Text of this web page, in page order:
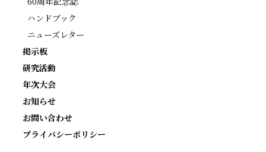
ハンドブック
ニューズレター
掲示板
研究活動
年次大会
お知らせ
お問い合わせ
プライバシーポリシー